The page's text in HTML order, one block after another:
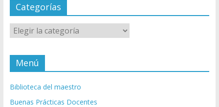
Categorías
Categorías
Menú
Biblioteca del maestro
Buenas Prácticas Docentes